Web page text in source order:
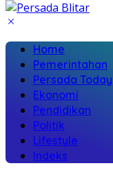
Home
Pemerintahan
Persada Today
Ekonomi
Pendidikan
Politik
Lifestyle
Indeks